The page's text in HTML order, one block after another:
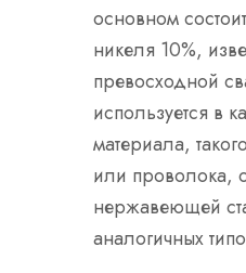
основном
никеля 10%,
превосходной
используется в
материала,
или проволока,
нержавеющей
аналогичных